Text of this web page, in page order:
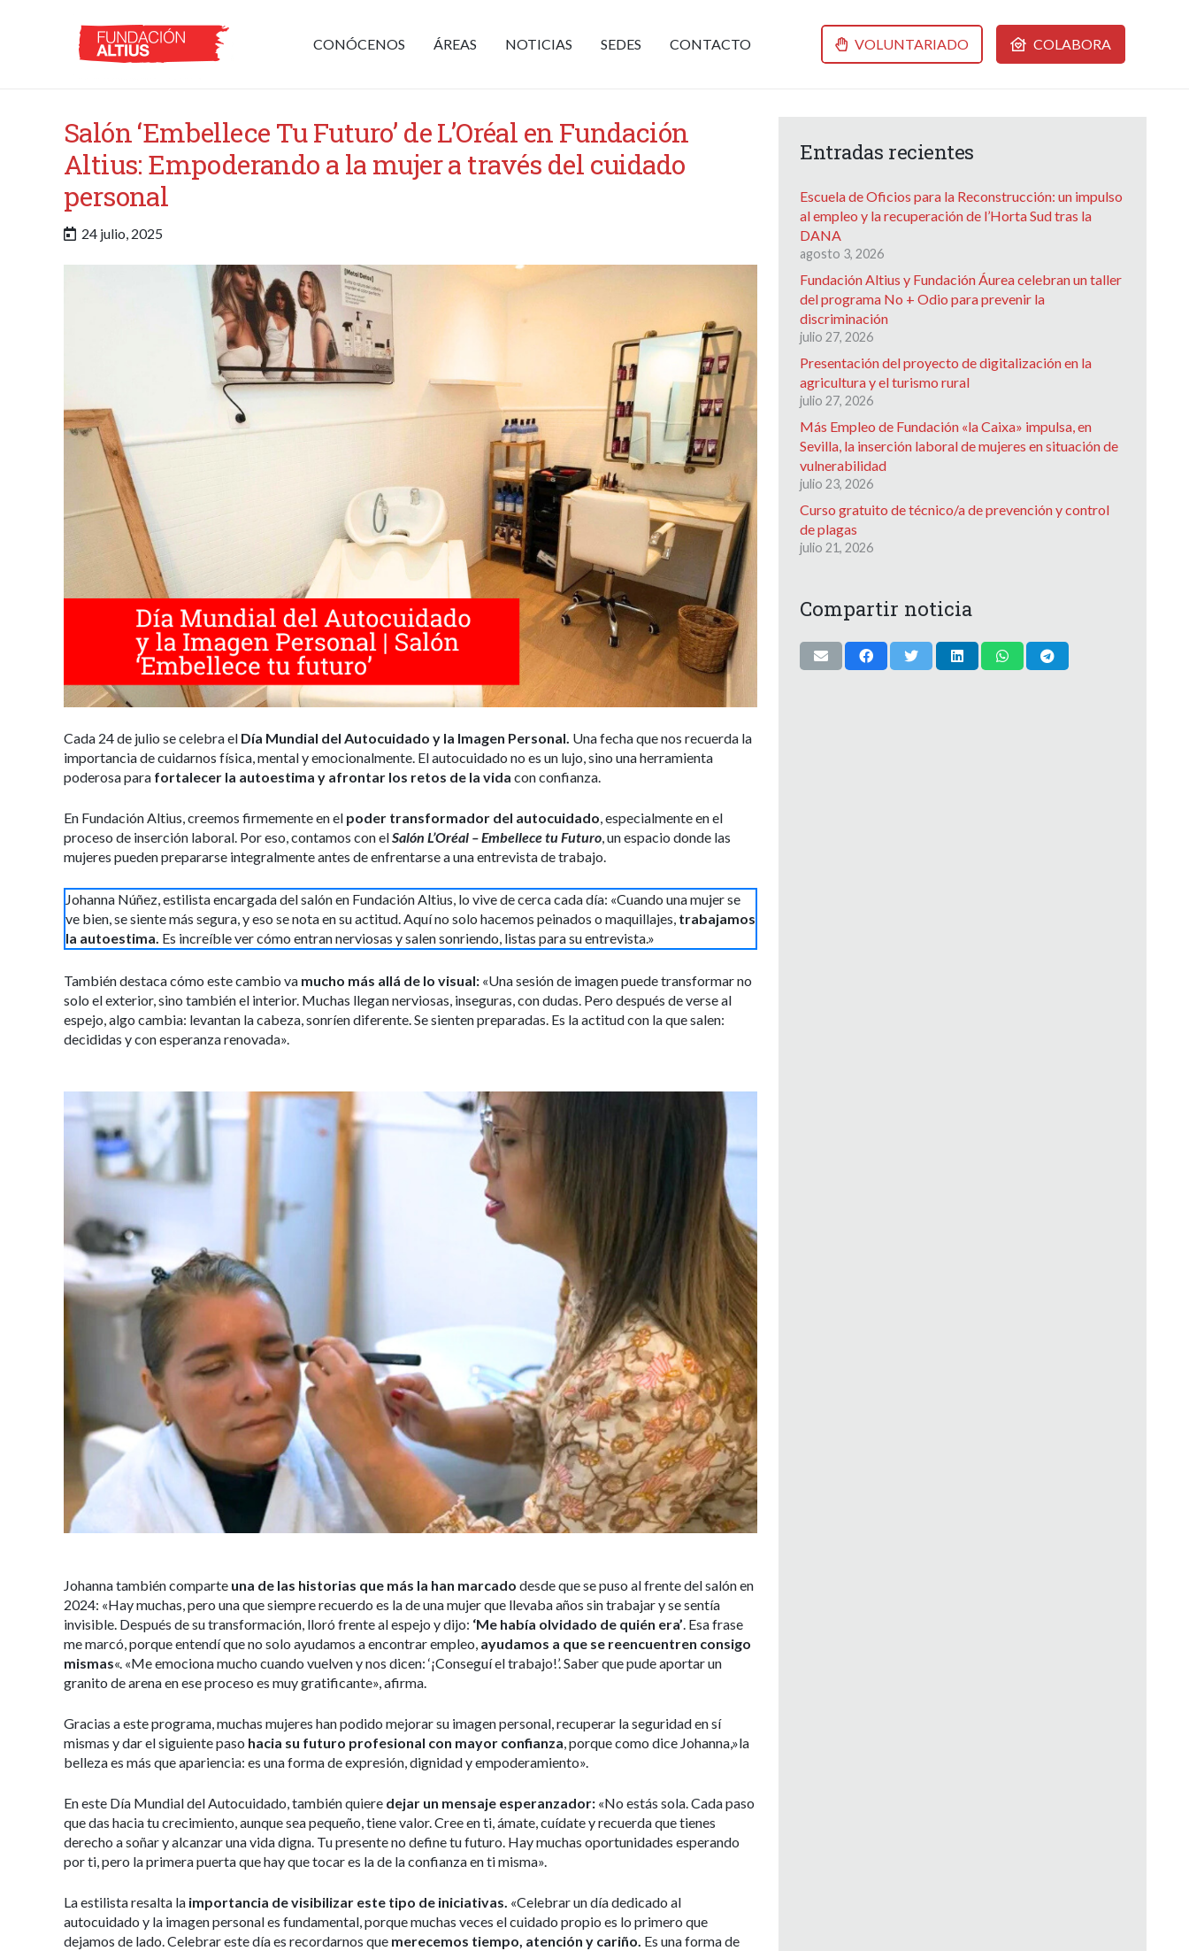
CONÓCENOS ÁREAS NOTICIAS SEDES CONTACTO VOLUNTARIADO COLABORA
Salón ‘Embellece Tu Futuro’ de L’Oréal en Fundación
Altius: Empoderando a la mujer a través del cuidado
personal
24 julio, 2025
Cada 24 de julio se celebra el Día Mundial del Autocuidado y la Imagen Personal. Una fecha que nos recuerda la
importancia de cuidarnos física, mental y emocionalmente. El autocuidado no es un lujo, sino una herramienta
poderosa para fortalecer la autoestima y afrontar los retos de la vida con confianza.
En Fundación Altius, creemos firmemente en el poder transformador del autocuidado , especialmente en el
proceso de inserción laboral. Por eso, contamos con elSalón L’Oréal – Embellece tu Futuro , un espacio donde las
mujeres pueden prepararse integralmente antes de enfrentarse a una entrevista de trabajo.
Johanna Núñez, estilista encargada del salón en Fundación Altius, lo vive de cerca cada día: «Cuando una mujer se
ve bien, se siente más segura, y eso se nota en su actitud. Aquí no solo hacemos peinados o maquillajes, trabajamos
la autoestima. Es increíble ver cómo entran nerviosas y salen sonriendo, listas para su entrevista.»
También destaca cómo este cambio va mucho más allá de lo visual: «Una sesión de imagen puede transformar no
solo el exterior, sino también el interior. Muchas llegan nerviosas, inseguras, con dudas. Pero después de verse al
espejo, algo cambia: levantan la cabeza, sonríen diferente. Se sienten preparadas. Es la actitud con la que salen:
decididas y con esperanza renovada».
Johanna también comparte una de las historias que más la han marcado desde que se puso al frente del salón en
2024: «Hay muchas, pero una que siempre recuerdo es la de una mujer que llevaba años sin trabajar y se sentía
invisible. Después de su transformación, lloró frente al espejo y dijo: ‘Me había olvidado de quién era’. Esa frase
me marcó, porque entendí que no solo ayudamos a encontrar empleo, ayudamos a que se reencuentren consigo
mismas«. «Me emociona mucho cuando vuelven y nos dicen: ‘¡Conseguí el trabajo!’. Saber que pude aportar un
granito de arena en ese proceso es muy gratificante», afirma.
Gracias a este programa, muchas mujeres han podido mejorar su imagen personal, recuperar la seguridad en sí
mismas y dar el siguiente paso hacia su futuro profesional con mayor confianza, porque como dice Johanna,»la
belleza es más que apariencia: es una forma de expresión, dignidad y empoderamiento».
En este Día Mundial del Autocuidado, también quiere dejar un mensaje esperanzador: «No estás sola. Cada paso
que das hacia tu crecimiento, aunque sea pequeño, tiene valor. Cree en ti, ámate, cuídate y recuerda que tienes
derecho a soñar y alcanzar una vida digna. Tu presente no define tu futuro. Hay muchas oportunidades esperando
por ti, pero la primera puerta que hay que tocar es la de la confianza en ti misma».
La estilista resalta la importancia de visibilizar este tipo de iniciativas. «Celebrar un día dedicado al
autocuidado y la imagen personal es fundamental, porque muchas veces el cuidado propio es lo primero que
dejamos de lado. Celebrar este día es recordarnos que merecemos tiempo, atención y cariño. Es una forma de
Entradas recientes
Escuela de Oficios para la Reconstrucción: un impulso
al empleo y la recuperación de l’Horta Sud tras la
DANA
agosto 3, 2026
Fundación Altius y Fundación Áurea celebran un taller
del programa No + Odio para prevenir la
discriminación
julio 27, 2026
Presentación del proyecto de digitalización en la
agricultura y el turismo rural
julio 27, 2026
Más Empleo de Fundación «la Caixa» impulsa, en
Sevilla, la inserción laboral de mujeres en situación de
vulnerabilidad
julio 23, 2026
Curso gratuito de técnico/a de prevención y control
de plagas
julio 21, 2026
Compartir noticia